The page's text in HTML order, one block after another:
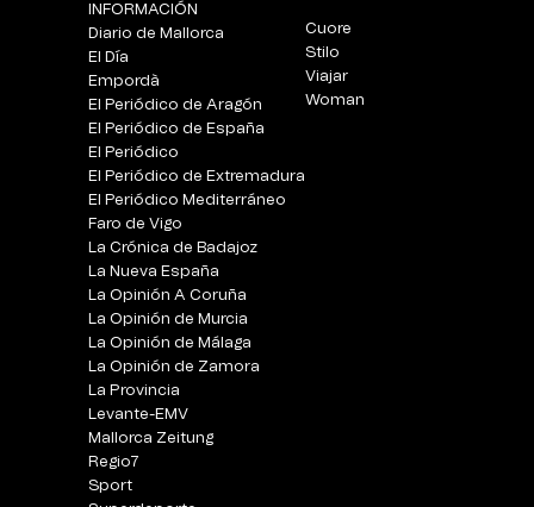
INFORMACIÓN
Diario de Mallorca
El Día
Empordà
El Periódico de Aragón
El Periódico de España
El Periódico
El Periódico de Extremadura
El Periódico Mediterráneo
Faro de Vigo
La Crónica de Badajoz
La Nueva España
La Opinión A Coruña
La Opinión de Murcia
La Opinión de Málaga
La Opinión de Zamora
La Provincia
Levante-EMV
Mallorca Zeitung
Regio7
Sport
Cuore
Stilo
Viajar
Woman